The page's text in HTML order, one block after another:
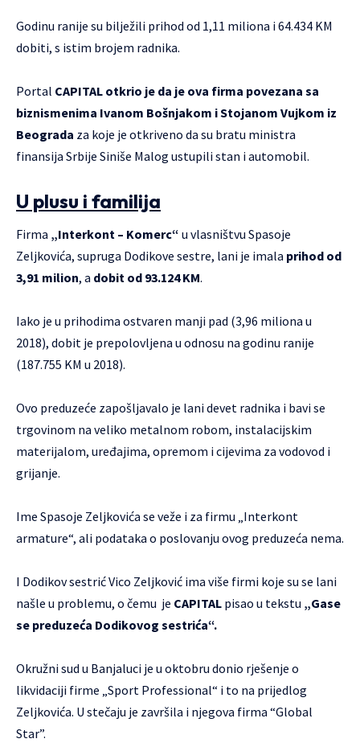
Godinu ranije su bilježili prihod od 1,11 miliona i 64.434 KM
dobiti, s istim brojem radnika.
Portal CAPITAL otkrio je da je ova firma povezana sa
biznismenima Ivanom Bošnjakom i Stojanom Vujkom iz
Beograda za koje je otkriveno da su bratu ministra
finansija Srbije Siniše Malog ustupili stan i automobil.
U plusu i familija
Firma „Interkont – Komerc“ u vlasništvu Spasoje
Zeljkovića, supruga Dodikove sestre, lani je imala prihod od
3,91 milion, a dobit od 93.124 KM.
Iako je u prihodima ostvaren manji pad (3,96 miliona u
2018), dobit je prepolovljena u odnosu na godinu ranije
(187.755 KM u 2018).
Ovo preduzeće zapošljavalo je lani devet radnika i bavi se
trgovinom na veliko metalnom robom, instalacijskim
materijalom, uređajima, opremom i cijevima za vodovod i
grijanje.
Ime Spasoje Zeljkovića se veže i za firmu „Interkont
armature“, ali podataka o poslovanju ovog preduzeća nema.
I Dodikov sestrić Vico Zeljković ima više firmi koje su se lani
našle u problemu, o čemu je CAPITAL pisao u tekstu „Gase
se preduzeća Dodikovog sestrića“.
Okružni sud u Banjaluci je u oktobru donio rješenje o
likvidaciji firme „Sport Professional“ i to na prijedlog
Zeljkovića. U stečaju je završila i njegova firma “Global
Star”.